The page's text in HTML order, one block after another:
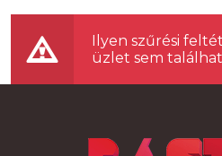
Ilyen szűrési
üzlet sem